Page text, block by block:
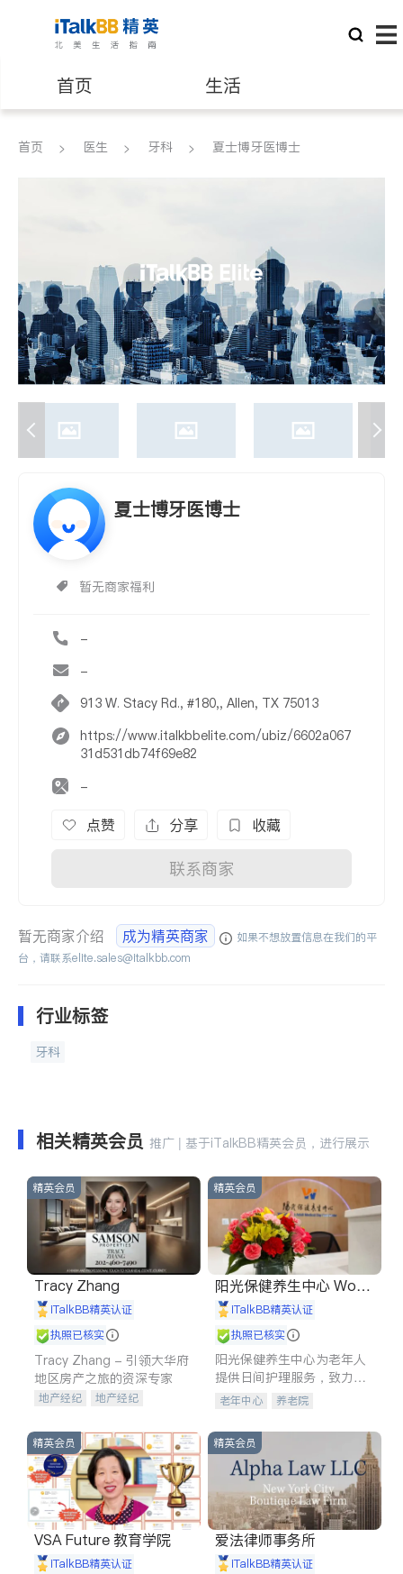
首页 生活
医生 律师
养老 非盈利组织
首页 医生 牙科 夏士博牙医博士
夏士博牙医博士
暂无商家福利
-
-
913 W. Stacy Rd., #180,, Allen, TX 75013
https://www.italkbbelite.com/ubiz/6602a067
31d531db74f69e82
-
点赞 分享 收藏
联系商家
暂无商家介绍 成为精英商家
如果不想放置信息在我们的平
台，请联系elite.sales@italkbb.com
行业标签
牙科
相关精英会员 推广 | 基于iTalkBB精英会员，进行展示
精英会员
Tracy Zhang
iTalkBB精英认证
执照已核实
Tracy Zhang - 引领大华府
地区房产之旅的资深专家
地产经纪
地产经纪
商铺租售
开发商建商
精英会员
阳光保健养生中心 World
shine
iTalkBB精英认证
执照已核实
阳光保健养生中心为老年人
提供日间护理服务，致力于
通过持续的护理创新来有效
老年中心 养老院
精英会员
VSA Future 教育学院
iTalkBB精英认证
精英会员
爱法律师事务所
iTalkBB精英认证